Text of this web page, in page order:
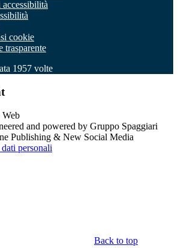
cookie
trasparente
1957 volte
and powered by Gruppo Spaggiari
Publishing & New Social Media
personali
Back to top